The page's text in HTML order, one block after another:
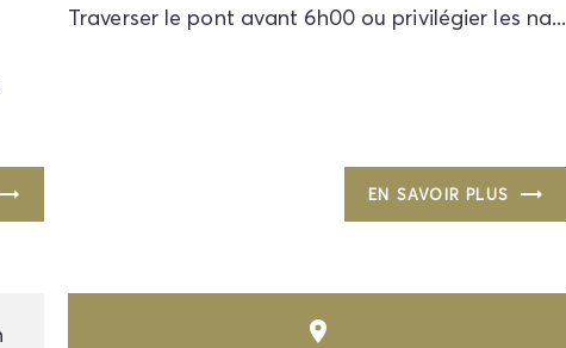
Traverser le pont avant 6h00 ou privilégier les na...
EN SAVOIR PLUS
place